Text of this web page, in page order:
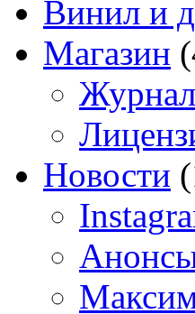
Винил и
Магазин
Новости